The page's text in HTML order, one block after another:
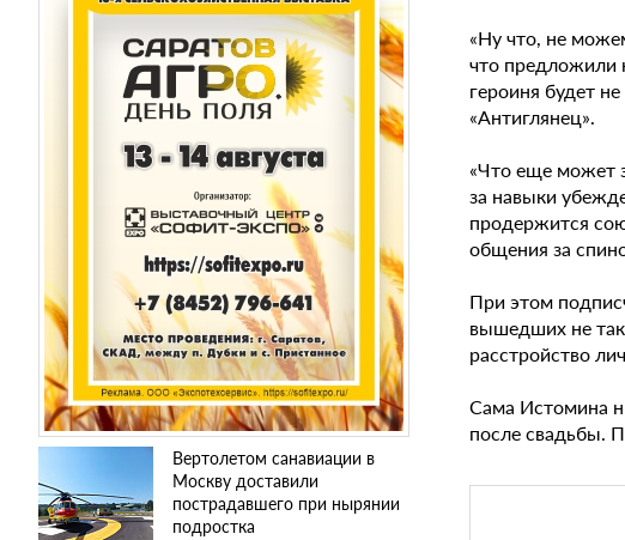
Вертолетом санавиации в
Москву доставили
пострадавшего при нырянии
подростка
«Ну что, не
что предложили
героиня будет
«Антиглянец».
«Что еще может
за навыки
продержится
общения за
При этом
вышедших не так
расстройство
Сама Истомина
после свадьбы.